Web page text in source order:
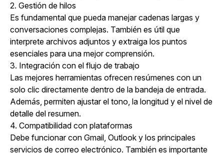
2. Gestión de hilos
Es fundamental que pueda manejar cadenas largas y
conversaciones complejas. También es útil que
interprete archivos adjuntos y extraiga los puntos
esenciales para una mejor comprensión.
3. Integración con el flujo de trabajo
Las mejores herramientas ofrecen resúmenes con un
solo clic directamente dentro de la bandeja de entrada.
Además, permiten ajustar el tono, la longitud y el nivel de
detalle del resumen.
4. Compatibilidad con plataformas
Debe funcionar con Gmail, Outlook y los principales
servicios de correo electrónico. También es importante